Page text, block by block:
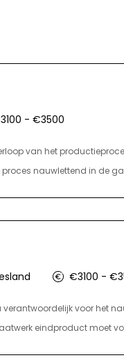
- €3500
van het
nauwlettend in de
van materialen. Je werkt
€3100 -
voor het
eindproduct moet